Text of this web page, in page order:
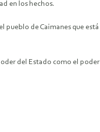
en los hechos.
pueblo de Caimanes que está
del Estado como el poder